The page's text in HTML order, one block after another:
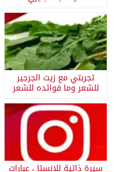
تجربتي مع زيت الجرجير
للشعر وما فوائده للشعر
سيرة ذاتية للانستا ، عبارات